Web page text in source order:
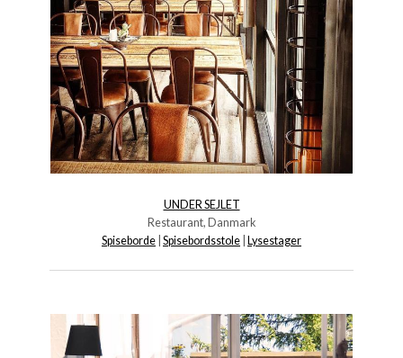
UNDER SEJLET
Restaurant, Danmark
Spiseborde Spisebordsstole Lysestager